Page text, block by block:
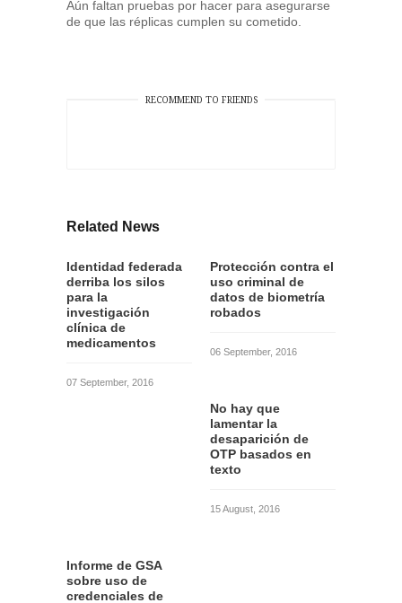
Aún faltan pruebas por hacer para asegurarse
de que las réplicas cumplen su cometido.
RECOMMEND TO FRIENDS
Related News
Identidad federada
derriba los silos
para la
investigación
clínica de
medicamentos
07 September, 2016
Protección contra el
uso criminal de
datos de biometría
robados
06 September, 2016
No hay que
lamentar la
desaparición de
OTP basados en
texto
15 August, 2016
Informe de GSA
sobre uso de
credenciales de